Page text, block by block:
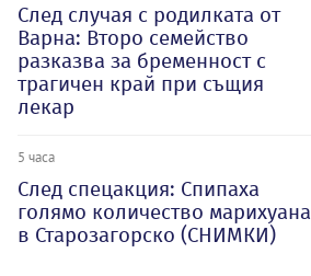
След случая с родилката от
Варна: Второ семейство
разказва за бременност с
трагичен край при същия
лекар
5 часа
След спецакция: Спипаха
голямо количество марихуана
в Старозагорско (СНИМКИ)